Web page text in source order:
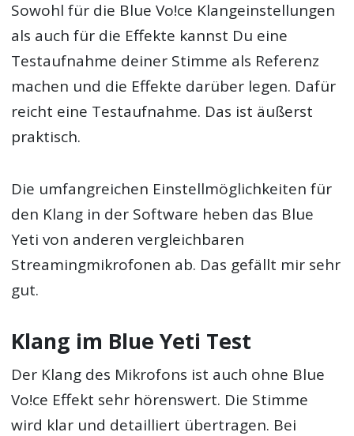
Sowohl für die Blue Vo!ce Klangeinstellungen
als auch für die Effekte kannst Du eine
Testaufnahme deiner Stimme als Referenz
machen und die Effekte darüber legen. Dafür
reicht eine Testaufnahme. Das ist äußerst
praktisch.
Die umfangreichen Einstellmöglichkeiten für
den Klang in der Software heben das Blue
Yeti von anderen vergleichbaren
Streamingmikrofonen ab. Das gefällt mir sehr
gut.
Klang im Blue Yeti Test
Der Klang des Mikrofons ist auch ohne Blue
Vo!ce Effekt sehr hörenswert. Die Stimme
wird klar und detailliert übertragen. Bei